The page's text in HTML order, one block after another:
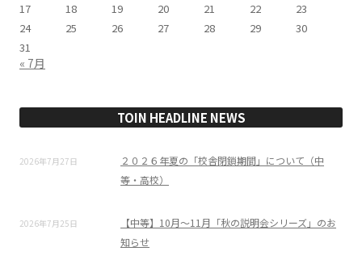
17
18 19 20 21 22
23
24
25 26 27 28 29
30
31
« 7月
TOIN HEADLINE NEWS
2026年7月27日
２０２６年夏の「校舎閉鎖期間」について（中
等・高校）
2026年7月25日
【中等】10月～11月「秋の説明会シリーズ」のお
知らせ